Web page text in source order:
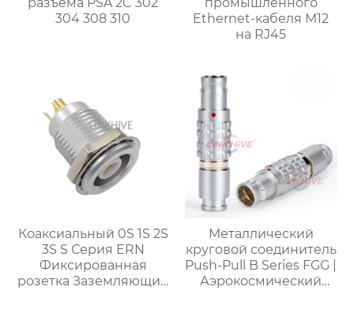
304 308 310
Ethernet-кабеля M12
на RJ45
Коаксиальный 0S 1S 2S
3S S Серия ERN
Фиксированная
розетка Заземляющий
Металлический
круговой соединитель
Push-Pull B Series FGG |
Аэрокосмический